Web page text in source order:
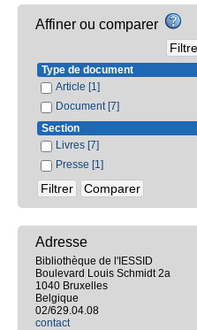
Affiner ou comparer
Type de document
Article [1]
Document [7]
Section
Livres [7]
Presse [1]
Adresse
Bibliothèque de l'IESSID
Boulevard Louis Schmidt 2a
1040 Bruxelles
Belgique
02/629.04.08
contact